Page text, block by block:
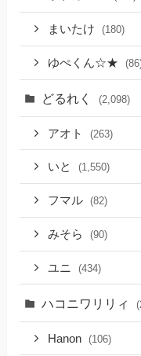
まいたけ (180)
ゆぺくん☆★
どるれく (2,098)
アオト (263)
いと (1,550)
フマル (82)
みそら (90)
ユニ (434)
ハコニワリリィ
Hanon (106)